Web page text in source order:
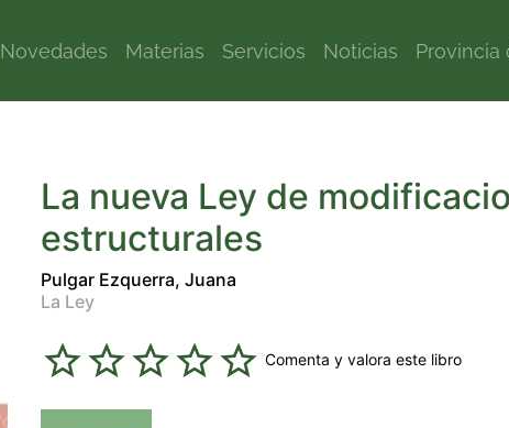
Novedades Materias Servicios Noticias Provincia
La nueva Ley de
estructurales
Pulgar Ezquerra, Juana
La Ley
Comenta y valora este libro